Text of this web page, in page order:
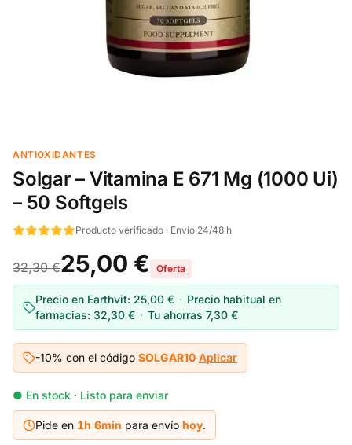
ANTIOXIDANTES
Solgar – Vitamina E 671 Mg (1000 Ui)
– 50 Softgels
Producto verificado · Envío 24/48 h
32,30 €25,00 € Oferta
Precio en Earthvit: 25,00 € · Precio habitual en
farmacias: 32,30 € · Tu ahorras 7,30 €
-10% con el código SOLGAR10 Aplicar
● En stock · Listo para enviar
Pide en 1h 6min para envío hoy.